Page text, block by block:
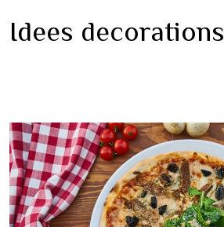
Idees decorations